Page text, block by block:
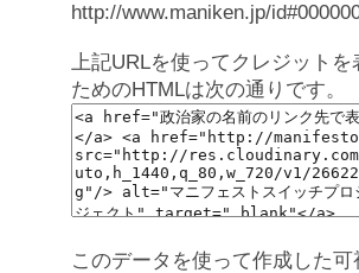
http://www.maniken.jp/
上記URLを使ってクレジットを
ためのHTMLは次の通りです。
このデータを使って作成した可